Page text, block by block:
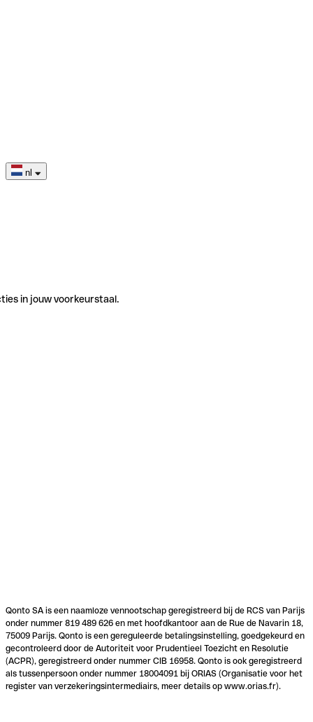
nl
in jouw voorkeurstaal.
Qonto SA is een naamloze vennootschap geregistreerd bij de RCS van Parijs
onder nummer 819 489 626 en met hoofdkantoor aan de Rue de Navarin 18,
75009 Parijs. Qonto is een gereguleerde betalingsinstelling, goedgekeurd en
gecontroleerd door de Autoriteit voor Prudentieel Toezicht en Resolutie
(ACPR), geregistreerd onder nummer CIB 16958. Qonto is ook geregistreerd
als tussenpersoon onder nummer 18004091 bij ORIAS (Organisatie voor het
register van verzekeringsintermediairs, meer details op www.orias.fr).